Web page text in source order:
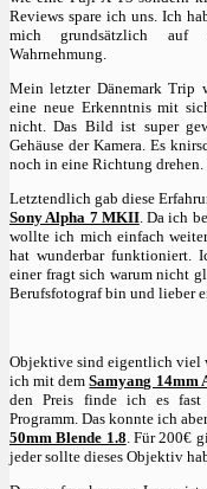
Reviews spare ich uns. Ich
mich grundsätzlich auf
Wahrnehmung.
Mein letzter Dänemark Trip
eine neue Erkenntnis mit
nicht. Das Bild ist super
Gehäuse der Kamera. Es
noch in eine Richtung drehen.
Letztendlich gab diese
Sony Alpha 7 MKII. Da ich
wollte ich mich einfach
hat wunderbar funktioniert.
einer fragt sich warum nicht
Berufsfotograf bin und lieber
Objektive sind eigentlich viel
ich mit demSamyang 14mm
den Preis finde ich es fast
Programm. Das konnte ich
50mm Blende 1.8. Für 200€
jeder sollte dieses Objektiv